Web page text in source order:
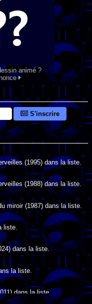
animé ?
S'inscrire
(1995) dans la liste.
(1988) dans la liste.
miroir (1987) dans la liste.
liste.
dans la liste.
la liste.
dans la liste.